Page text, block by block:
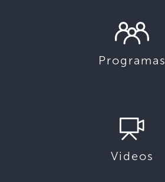
Programas
Videos